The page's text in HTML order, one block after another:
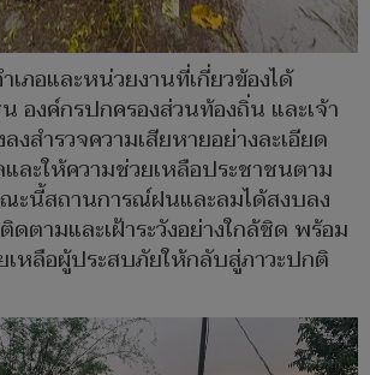
เภอและหน่วยงานที่เกี่ยวข้องได้
องค์กรปกครองส่วนท้องถิ่น และเจ้า
สำรวจความเสียหายอย่างละเอียด
ละให้ความช่วยเหลือประชาชนตาม
ณะนี้สถานการณ์ฝนและลมได้สงบลง
ตามและเฝ้าระวังอย่างใกล้ชิด พร้อม
เหลือผู้ประสบภัยให้กลับสู่ภาวะปกติ